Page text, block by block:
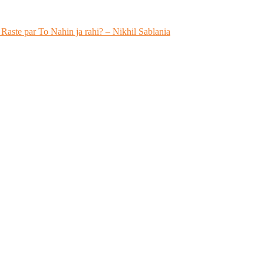
Raste par To Nahin ja rahi? – Nikhil Sablania